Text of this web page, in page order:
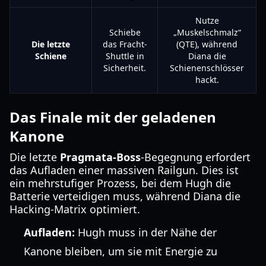
Die letzte
Schiene
Schiebe
das Fracht-
Shuttle in
Sicherheit.
Nutze
„Muskelschmalz“
(QTE), während
Diana die
Schienenschlösser
hackt.
Das Finale mit der geladenen
Kanone
Die letzte Pragmata-Boss-Begegnung erfordert
das Aufladen einer massiven Railgun. Dies ist
ein mehrstufiger Prozess, bei dem Hugh die
Batterie verteidigen muss, während Diana die
Hacking-Matrix optimiert.
Aufladen: Hugh muss in der Nähe der
Kanone bleiben, um sie mit Energie zu